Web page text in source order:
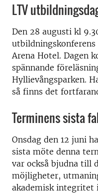
LTV
Den 28 augusti kl
utbildningskonferens
Arena Hotel. Dagen
spännande
Hyllievångsparken.
så finns det
Terminens sista
Onsdag den 12 juni
sista möte denna
var också bjudna till
möjligheter,
akademisk integritet